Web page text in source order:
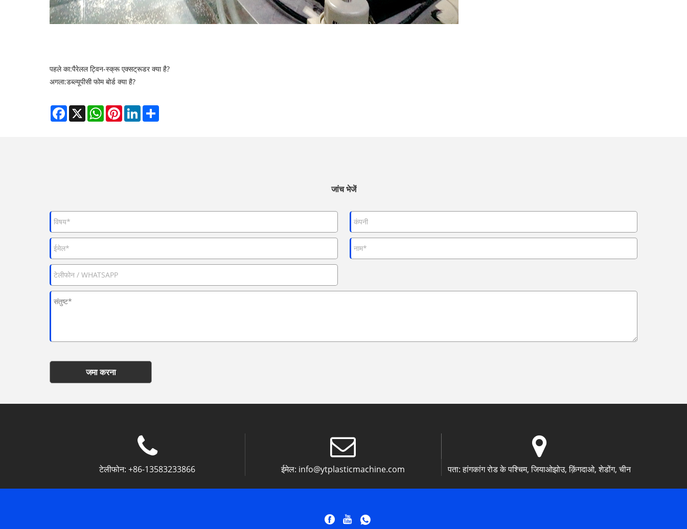
पहले का:पैरेलल ट्विन-स्क्रू एक्सट्रूडर क्या है?
अगला:डब्ल्यूपीसी फोम बोर्ड क्या है?
Facebook
X WhatsAppPinterestLinkedIn
जांच भेजें
जमा करना
टेलीफोन: +86-13583233866 ईमेल: info@ytplasticmachine.com पता: हांगकांग रोड के पश्चिम, जियाओझोउ, क़िंगदाओ, शेडोंग, चीन